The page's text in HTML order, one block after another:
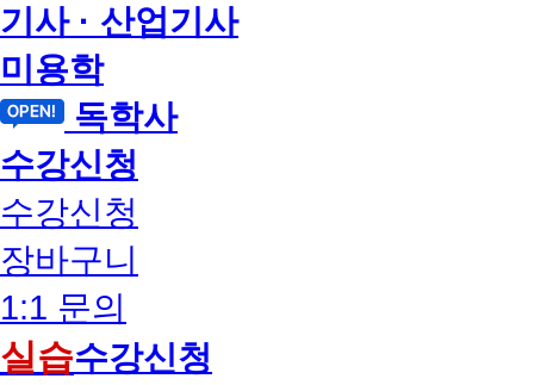
기사 · 산업기사
미용학
독학사
수강신청
수강신청
장바구니
1:1 문의
실습수강신청